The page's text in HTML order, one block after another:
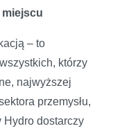
miejscu
– to
którzy
najwyższej
przemysłu,
Hydro dostarczy